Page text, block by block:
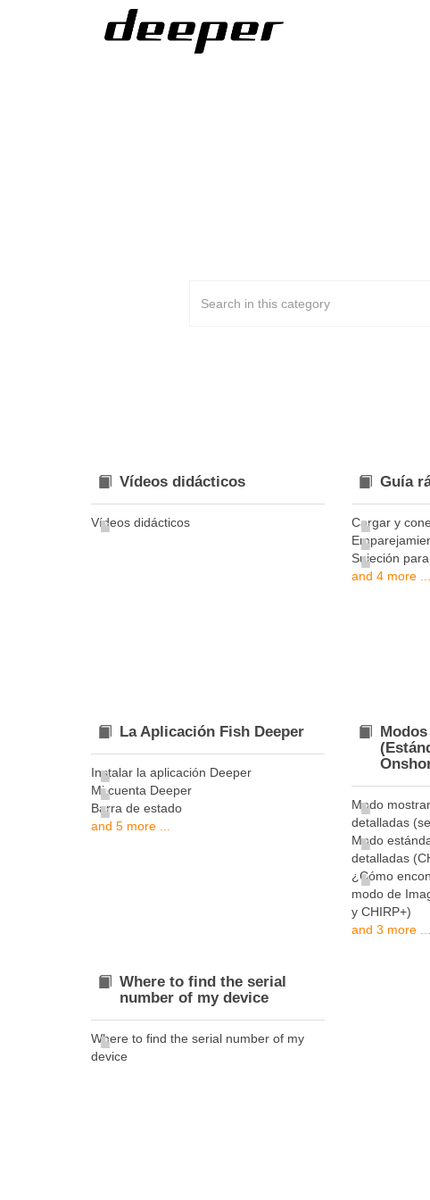
Vídeos didácticos
Vídeos didácticos
Guía
Cargar y
Sujeción
and 4 more ...
La Aplicación Fish Deeper
Instalar la aplicación Deeper
Mi cuenta Deeper
Barra de estado
and 5 more ...
Modo
detalladas
Modo
detalladas
¿Cómo
modo de
y CHIRP+)
and 3 more ...
Where to find the serial
number of my device
Where to find the serial number of my
device